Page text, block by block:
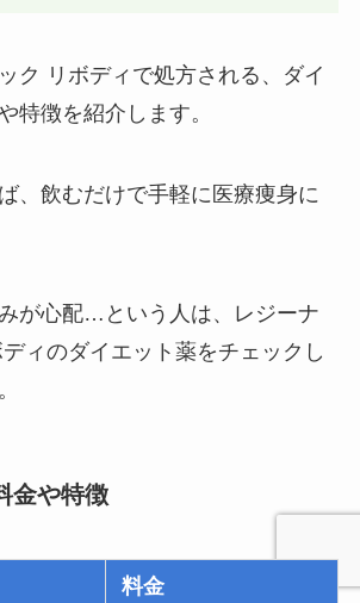
ク リボディで処方される、ダイ
特徴を紹介します。
、飲むだけで手軽に医療痩身に
が心配…という人は、レジーナ
ィのダイエット薬をチェックし
金や特徴
料金